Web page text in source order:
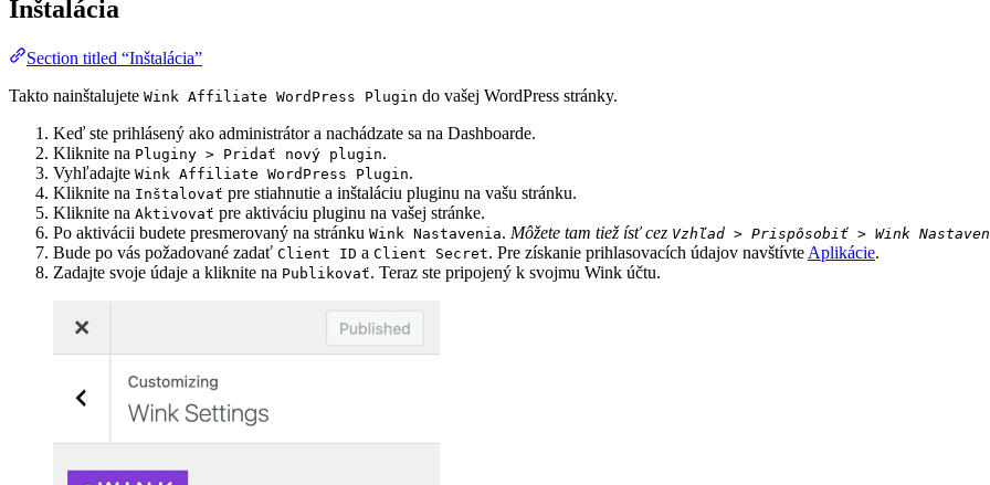
Inštalácia
Section titled “Inštalácia”
Takto nainštalujete Wink Affiliate WordPress Plugin do vašej WordPress stránky.
Keď ste prihlásený ako administrátor a nachádzate sa na Dashboarde.
Kliknite na Pluginy > Pridať nový plugin.
Vyhľadajte Wink Affiliate WordPress Plugin.
Kliknite na Inštalovať pre stiahnutie a inštaláciu pluginu na vašu stránku.
Kliknite na Aktivovať pre aktiváciu pluginu na vašej stránke.
Po aktivácii budete presmerovaný na stránku Wink Nastavenia. Môžete tam tiež ísť cez Vzhľad > Prispôsobiť > Wink
Bude po vás požadované zadať Client ID a Client Secret. Pre získanie prihlasovacích údajov navštívte Aplikácie.
Zadajte svoje údaje a kliknite na Publikovať. Teraz ste pripojený k svojmu Wink účtu.